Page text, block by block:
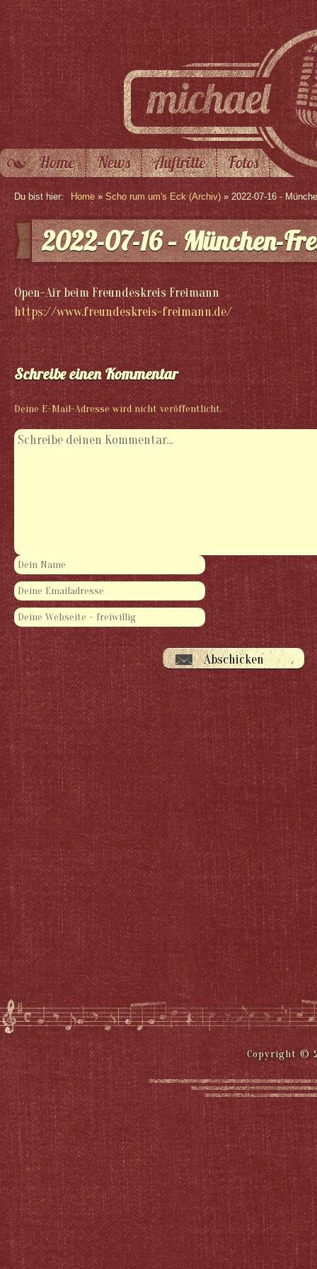
Home News Auftritte Fotos
Du bist hier: Home » Scho rum um's Eck (Archiv) » 2022-07-16 -
2022-07-16 – München-
Open-Air beim Freundeskreis Freimann
https://www.freundeskreis-freimann.de/
Schreibe einen Kommentar
Deine E-Mail-Adresse wird nicht veröffentlicht.
Copyright ©